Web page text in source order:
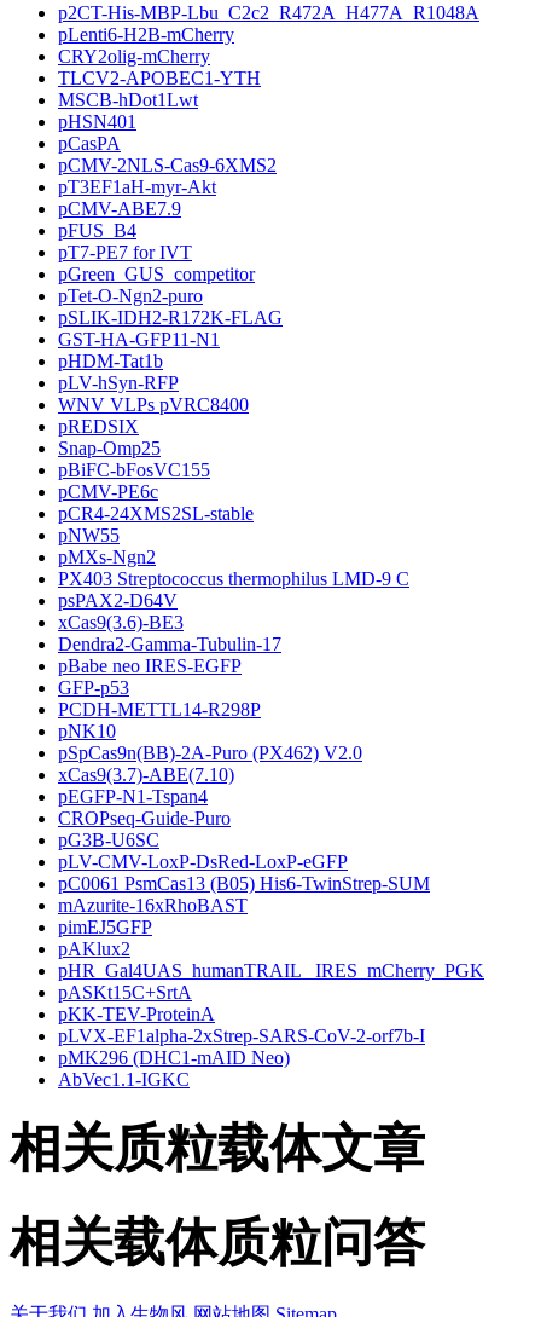
p2CT-His-MBP-Lbu_C2c2_R472A_H477A_R1048A
pLenti6-H2B-mCherry
CRY2olig-mCherry
TLCV2-APOBEC1-YTH
MSCB-hDot1Lwt
pHSN401
pCasPA
pCMV-2NLS-Cas9-6XMS2
pT3EF1aH-myr-Akt
pCMV-ABE7.9
pFUS_B4
pT7-PE7 for IVT
pGreen_GUS_competitor
pTet-O-Ngn2-puro
pSLIK-IDH2-R172K-FLAG
GST-HA-GFP11-N1
pHDM-Tat1b
pLV-hSyn-RFP
WNV VLPs pVRC8400
pREDSIX
Snap-Omp25
pBiFC-bFosVC155
pCMV-PE6c
pCR4-24XMS2SL-stable
pNW55
pMXs-Ngn2
PX403 Streptococcus thermophilus LMD-9 C
psPAX2-D64V
xCas9(3.6)-BE3
Dendra2-Gamma-Tubulin-17
pBabe neo IRES-EGFP
GFP-p53
PCDH-METTL14-R298P
pNK10
pSpCas9n(BB)-2A-Puro (PX462) V2.0
xCas9(3.7)-ABE(7.10)
pEGFP-N1-Tspan4
CROPseq-Guide-Puro
pG3B-U6SC
pLV-CMV-LoxP-DsRed-LoxP-eGFP
pC0061 PsmCas13 (B05) His6-TwinStrep-SUM
mAzurite-16xRhoBAST
pimEJ5GFP
pAKlux2
pHR_Gal4UAS_humanTRAIL _IRES_mCherry_PGK
pASKt15C+SrtA
pKK-TEV-ProteinA
pLVX-EF1alpha-2xStrep-SARS-CoV-2-orf7b-I
pMK296 (DHC1-mAID Neo)
AbVec1.1-IGKC
相关质粒载体文章
相关载体质粒问答